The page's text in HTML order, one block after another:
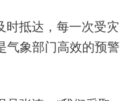
时抵达，每一次受灾
气象部门高效的预警